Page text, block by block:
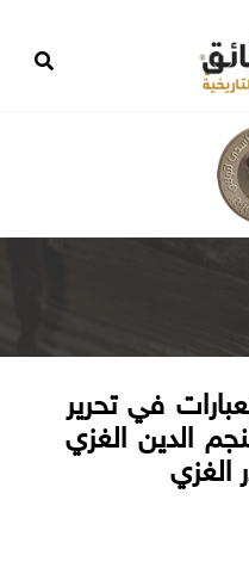
في تحرير
1034هـ لنجم الدين الغزي